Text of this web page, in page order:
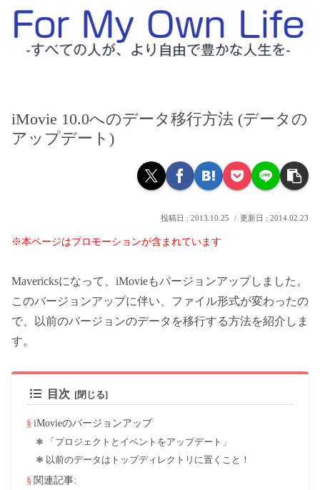
iMovie 10.0へのデータ移行方法 (データの
アップデート)
2013.10.25 2014.02.23
※本ページはプロモーションが含まれています
Mavericksになって、iMovieもバージョンアップしました。
このバージョンアップに伴い、ファイル形式が変わったの
で、以前のバージョンのデータを移行する方法を紹介しま
す。
目次
iMovieのバージョンアップ
「プロジェクトとイベントをアップデート」
以前のデータはトップディレクトリに置くこと！
関連記事: